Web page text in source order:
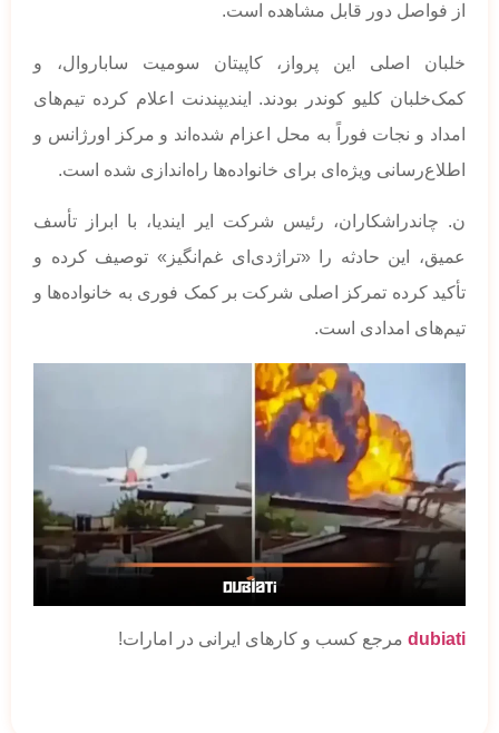
از فواصل دور قابل مشاهده است.
خلبان اصلی این پرواز، کاپیتان سومیت ساباروال، و
کمک‌خلبان کلیو کوندر بودند. ایندیپندنت اعلام کرده تیم‌های
امداد و نجات فوراً به محل اعزام شده‌اند و مرکز اورژانس و
اطلاع‌رسانی ویژه‌ای برای خانواده‌ها راه‌اندازی شده است.
ن. چاندراشکاران، رئیس شرکت ایر ایندیا، با ابراز تأسف
عمیق، این حادثه را «تراژدی‌ای غم‌انگیز» توصیف کرده و
تأکید کرده تمرکز اصلی شرکت بر کمک فوری به خانواده‌ها و
تیم‌های امدادی است.
dubiati مرجع کسب و کارهای ایرانی در امارات!